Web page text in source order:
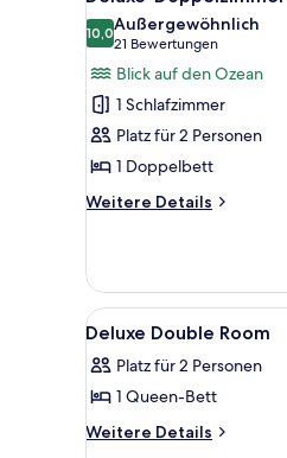
Fotos
für
Deluxe-
Doppelzimmer
anzeigen
10,010,0 von 10
Außergewöhnlich
21 Bewertungen
(21
Bewertungen)
Blick auf den Ozean
1 Schlafzimmer
Platz für 2 Personen
1 Doppelbett
Weitere Details
Weitere
Doppelzimmer
Alle
Fotos
für
Deluxe
Double
1
Deluxe Double Room
Platz für 2 Personen
1 Queen-Bett
Weitere Details
Weitere